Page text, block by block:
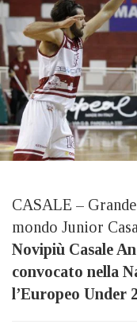
CASALE –
mondo Junior
Novipiù Casale
convocato nella
l’Europeo Under